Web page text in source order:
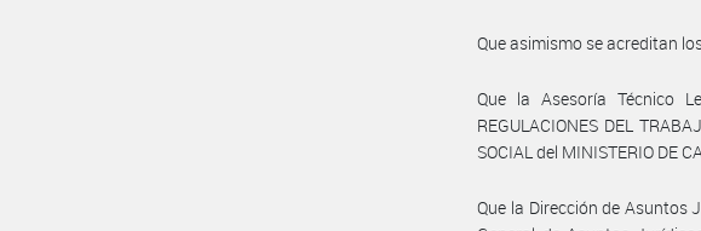
Que asimismo se acreditan
Que la Asesoría Técnico
REGULACIONES DEL
SOCIAL del MINISTERIO DE
Que la Dirección de Asuntos